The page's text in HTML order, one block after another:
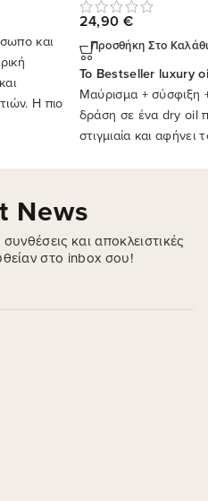
και
Η πιο
24,90 €
Προσθήκη Στο Καλάθι
Το Bestseller luxury
Μαύρισμα + σύσφιξη
δράση σε ένα dry oil
στιγμιαία και
News
και αποκλειστικές
στο inbox σου!